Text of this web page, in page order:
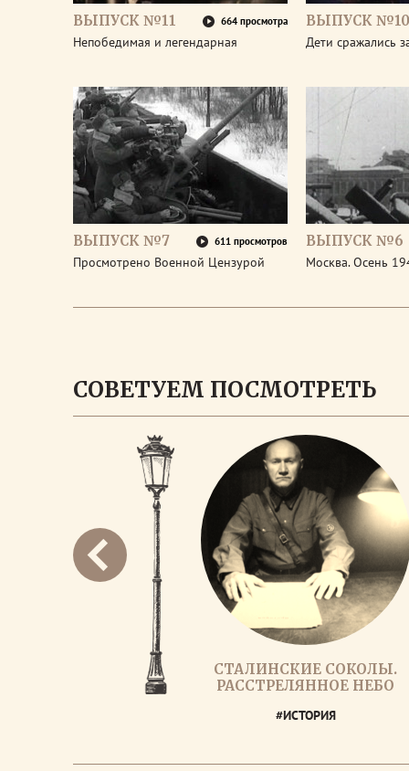
ВЫПУСК №11 664 просмотра
Непобедимая и легендарная
ВЫПУСК №10
Дети сражались
ВЫПУСК №7 611 просмотров
Просмотрено Военной Цензурой
ВЫПУСК №6
Москва. Осень
СОВЕТУЕМ ПОСМОТРЕТЬ
СТАЛИНСКИЕ СОКОЛЫ.
РАССТРЕЛЯННОЕ НЕБО
#ИСТОРИЯ